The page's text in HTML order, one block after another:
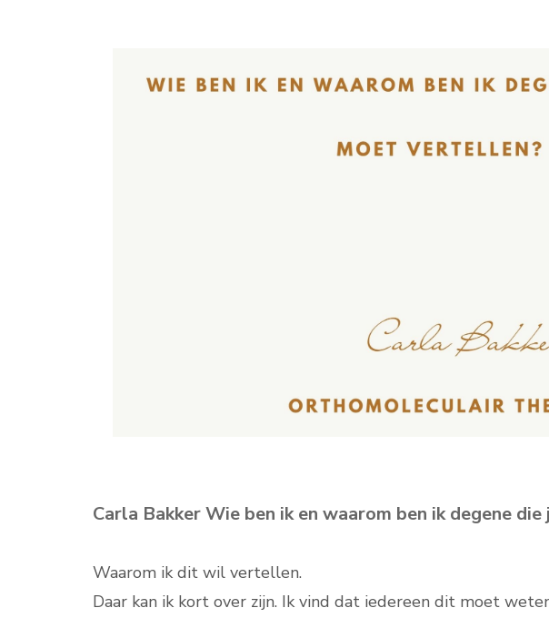
Carla Bakker Wie ben ik en waarom ben ik degene
Waarom ik dit wil vertellen.
Daar kan ik kort over zijn. Ik vind dat iedereen dit moet